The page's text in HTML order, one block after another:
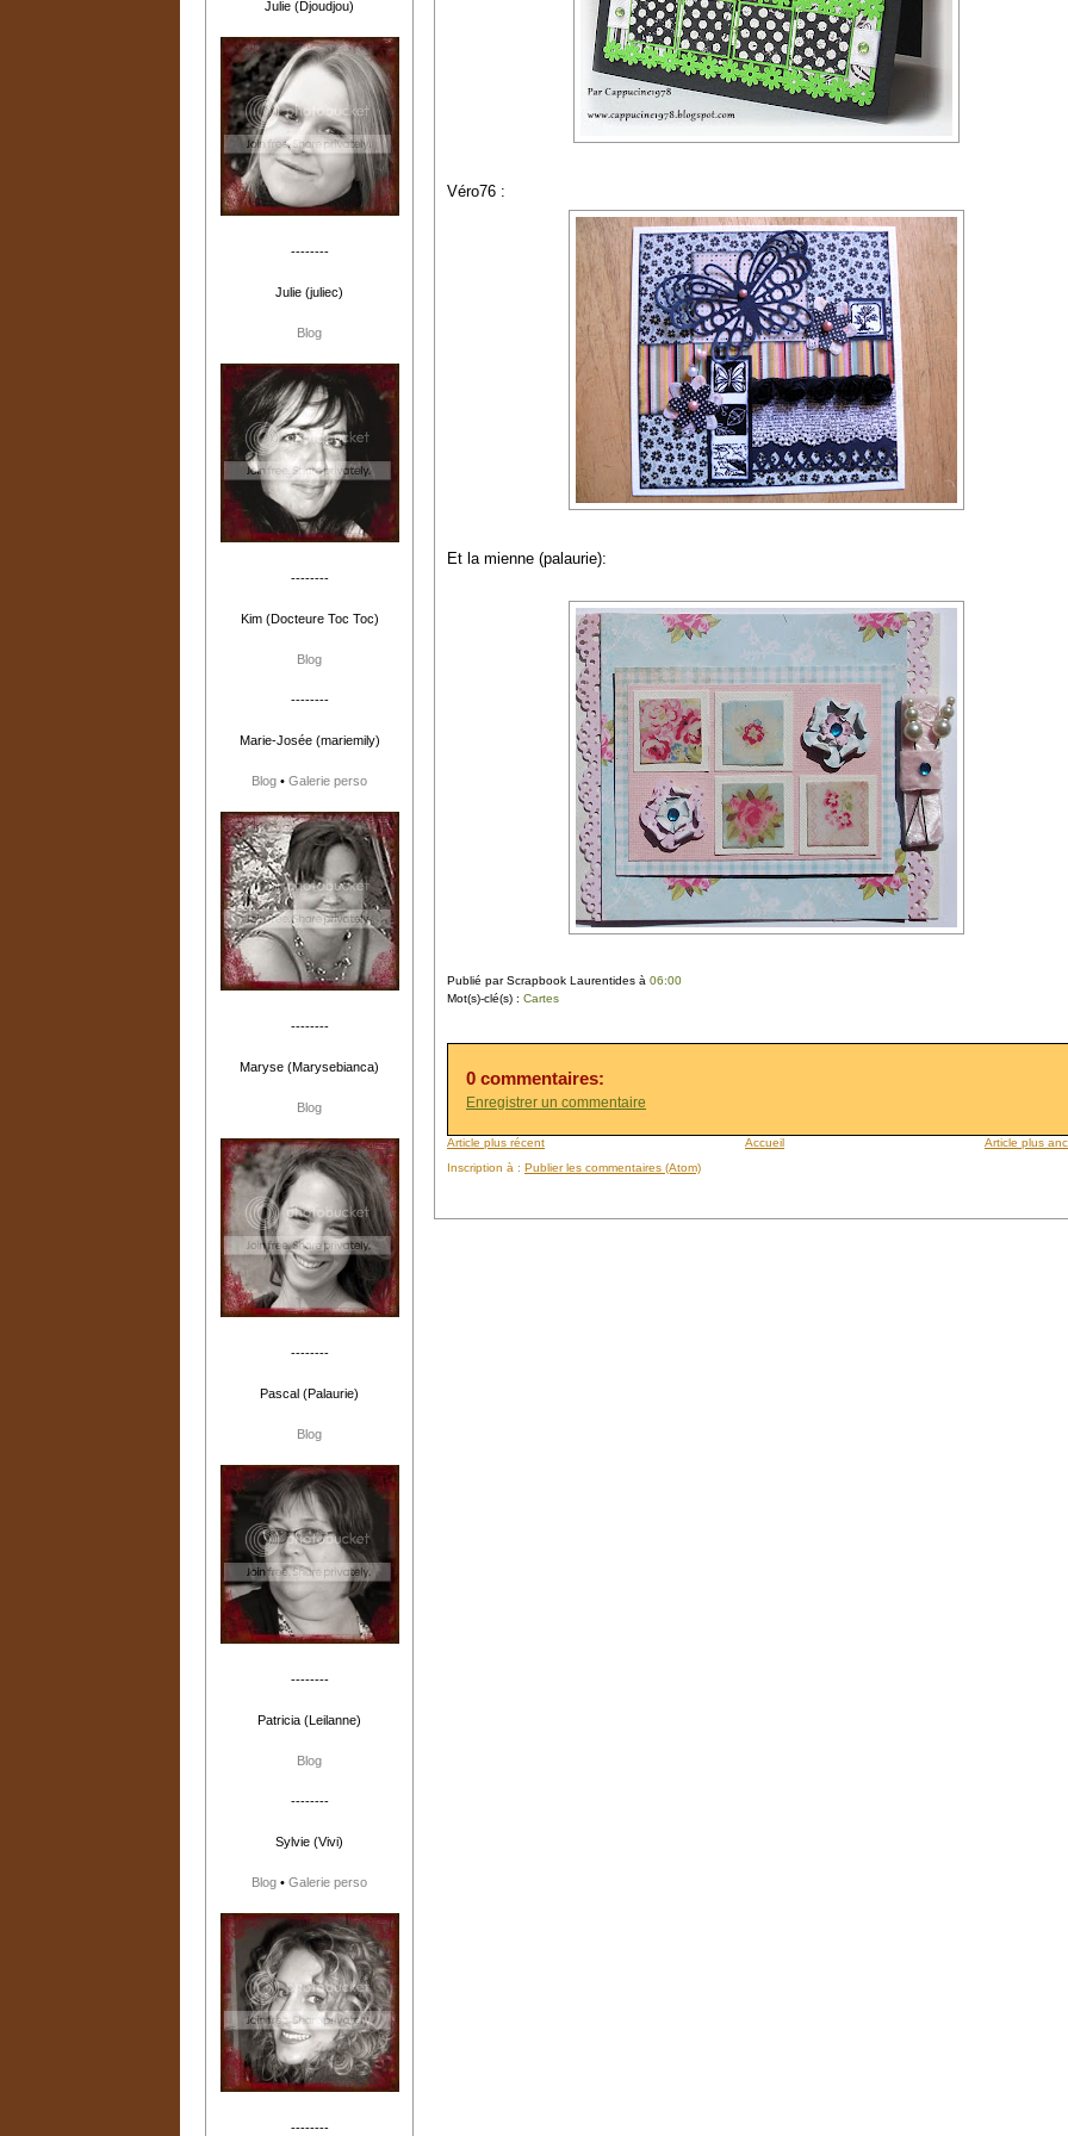
Julie (Djoudjou)
--------
Julie (juliec)
Blog
--------
Kim (Docteure Toc Toc)
Blog
--------
Marie-Josée (mariemily)
Blog • Galerie perso
--------
Maryse (Marysebianca)
Blog
--------
Pascal (Palaurie)
Blog
--------
Patricia (Leilanne)
Blog
--------
Sylvie (Vivi)
Blog • Galerie perso
--------
Véro76 :
Et la mienne (palaurie):
Publié par Scrapbook Laurentides à 06:00
Mot(s)-clé(s) : Cartes
0 commentaires:
Enregistrer un commentaire
Article plus récent Article plus
Accueil
Inscription à : Publier les commentaires (Atom)